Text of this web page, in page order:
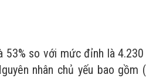
53% so với mức đỉnh là
nhân chủ yếu bao gồm